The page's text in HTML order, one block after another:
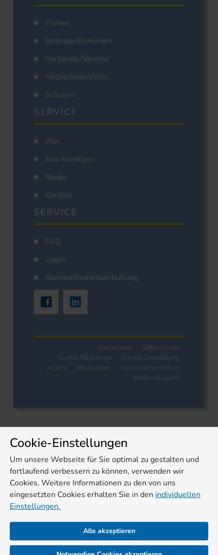
Firmen
Institute/Behörden
Verbände/Vereine
Hochschulen/Unis
Schulen
SERVICE
Abo
Abo kündigen
Media
Kontakt
SERVICE
FAQ
Login
Barrierefreiheitserklärung
Impressum
Datenschutz
Cookie-Richtlinien
Cookie-Einstellung
AGB's
Mediadaten
Kundeninformation
Widerrufsrecht
Cookie-Einstellungen
Um unsere Webseite für Sie optimal zu gestalten und
fortlaufend verbessern zu können, verwenden wir
Cookies. Weitere Informationen zu den von uns
eingesetzten Cookies erhalten Sie in den individuellen
Einstellungen.
Alle akzeptieren